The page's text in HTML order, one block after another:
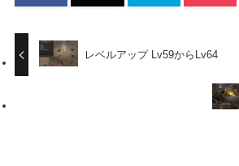
レベルアップ Lv59からLv64